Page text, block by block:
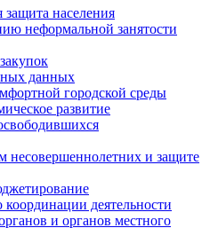
защита населения
неформальной занятости
данных
городской среды
развитие
несовершеннолетних и защите
координации деятельности
и органов местного